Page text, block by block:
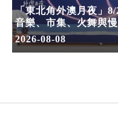
「東北角外澳月夜」
音樂、市集、火舞與
2026-08-08